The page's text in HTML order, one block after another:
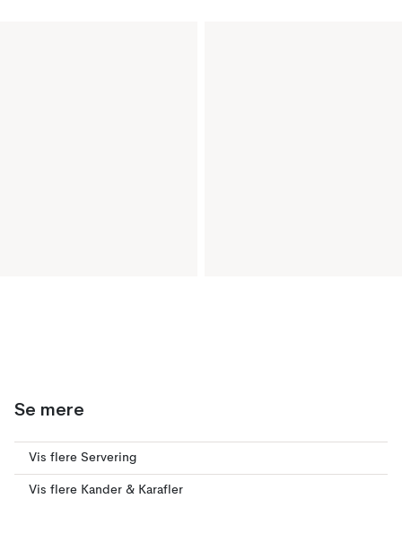
Se mere
Vis flere Servering
Vis flere Kander & Karafler